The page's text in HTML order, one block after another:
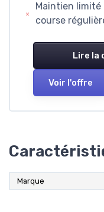
Maintien limité
course
Lire la
Voir l'offre
Marque